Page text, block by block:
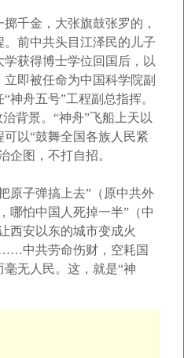
金，大张旗鼓张罗的，
前中共头目江泽民的儿子
获得博士学位回国后，以
即被任命为中国科学院副
神舟五号”工程副总指挥。
背景。“神舟”飞船上天以
以“鼓舞全国各族人民紧
企图，不打自招。
子弹搞上去”（原中共外
哪怕中国人死掉一半”（中
西安以东的城市变成火
中共劳命伤财，空耗国
无人民。这，就是“神